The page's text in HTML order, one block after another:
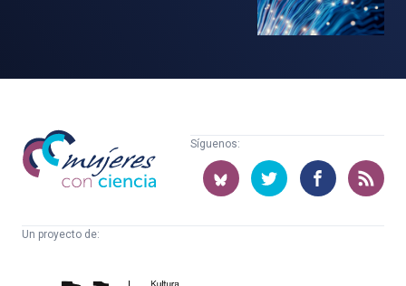
Mujeres
con
ciencia
Síguenos:
Un proyecto de: